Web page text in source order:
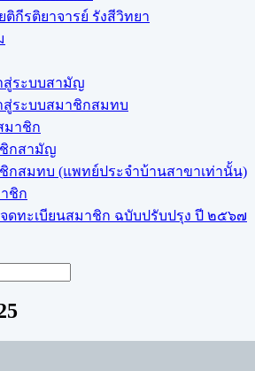
ติกีรติยาจารย์ รังสีวิทยา
สู่ระบบสามัญ
สู่ระบบสมาชิกสมทบ
มาชิก
กสามัญ
กสมทบ (แพทย์ประจำบ้านสาขาเท่านั้น)
ชิก
จดทะเบียนสมาชิก ฉบับปรับปรุง ปี ๒๕๖๗